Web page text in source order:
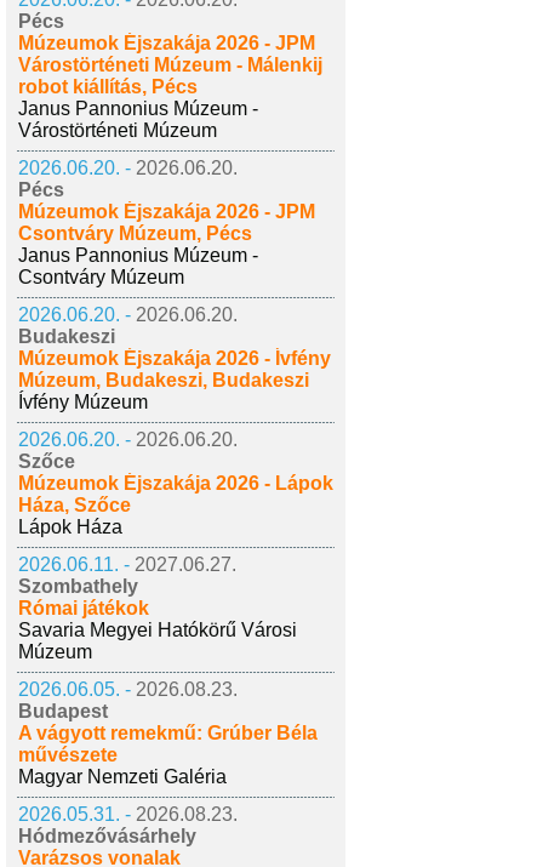
Pécs
Múzeumok Éjszakája 2026 - JPM
Várostörténeti Múzeum - Málenkij
robot kiállítás, Pécs
Janus Pannonius Múzeum -
Várostörténeti Múzeum
2026.06.20. - 2026.06.20.
Pécs
Múzeumok Éjszakája 2026 - JPM
Csontváry Múzeum, Pécs
Janus Pannonius Múzeum -
Csontváry Múzeum
2026.06.20. - 2026.06.20.
Budakeszi
Múzeumok Éjszakája 2026 - Ívfény
Múzeum, Budakeszi, Budakeszi
Ívfény Múzeum
2026.06.20. - 2026.06.20.
Szőce
Múzeumok Éjszakája 2026 - Lápok
Háza, Szőce
Lápok Háza
2026.06.11. - 2027.06.27.
Szombathely
Római játékok
Savaria Megyei Hatókörű Városi
Múzeum
2026.06.05. - 2026.08.23.
Budapest
A vágyott remekmű: Grúber Béla
művészete
Magyar Nemzeti Galéria
2026.05.31. - 2026.08.23.
Hódmezővásárhely
Varázsos vonalak